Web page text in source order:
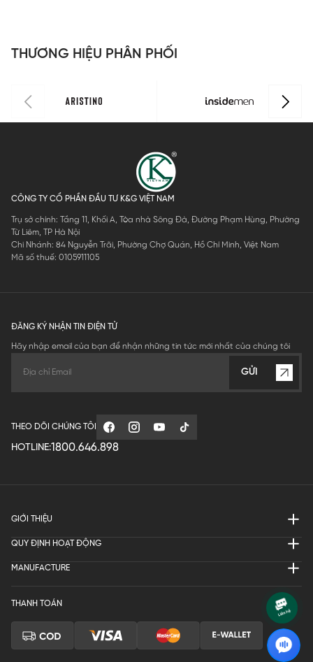
THƯƠNG HIỆU PHÂN PHỐI
CÔNG TY CỔ PHẦN ĐẦU TƯ K&G VIỆT NAM
Trụ sở chính: Tầng 11, Khối A, Tòa nhà Sông Đà, Đường Phạm Hùng, Phường
Từ Liêm, TP Hà Nội
Chi Nhánh: 84 Nguyễn Trãi, Phường Chợ Quán, Hồ Chí Minh, Việt Nam
Mã số thuế: 0105911105
ĐĂNG KÝ NHẬN TIN ĐIỆN TỬ
Hãy nhập email của bạn để nhận những tin tức mới nhất của chúng tôi
GỬI
THEO DÕI CHÚNG TÔI
HOTLINE:1800.646.898
GIỚI THIỆU
QUY ĐỊNH HOẠT ĐỘNG
MANUFACTURE
THANH TOÁN